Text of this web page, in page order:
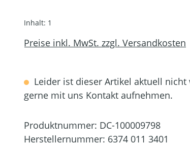
Inhalt: 1
Preise inkl. MwSt. zzgl. Versandkosten
Leider ist dieser Artikel aktuell nicht
gerne mit uns Kontakt aufnehmen.
Produktnummer: DC-100009798
Herstellernummer: 6374 011 3401